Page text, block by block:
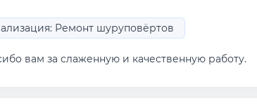
Ремонт шуруповёртов
вам за слаженную и качественную работу.